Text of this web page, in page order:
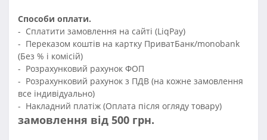
Способи оплати.
- Сплатити замовлення на сайті (LiqPay)
- Переказом коштів на картку ПриватБанк/monobank
(Без % і комісій)
- Розрахунковий рахунок ФОП
- Розрахунковий рахунок з ПДВ (на кожне замовлення
все індивідуально)
- Накладний платіж (Оплата після огляду товару)
замовлення від 500 грн.